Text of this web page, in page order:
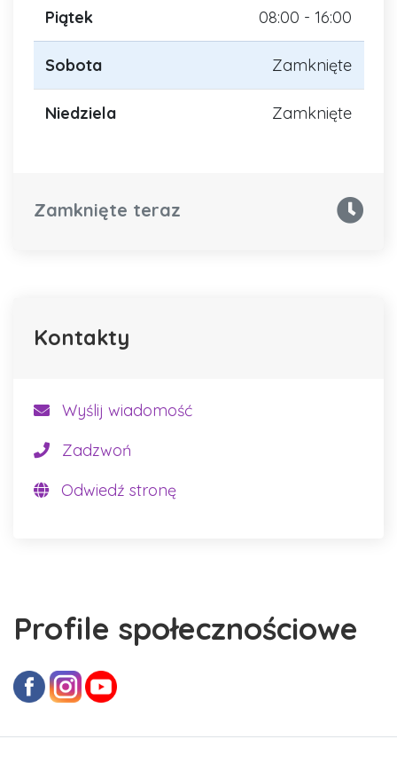
Profile społecznościowe
Piątek 08:00 - 16:00
Sobota Zamknięte
Niedziela Zamknięte
Zamknięte teraz
Kontakty
Wyślij wiadomość
Zadzwoń
Odwiedź stronę